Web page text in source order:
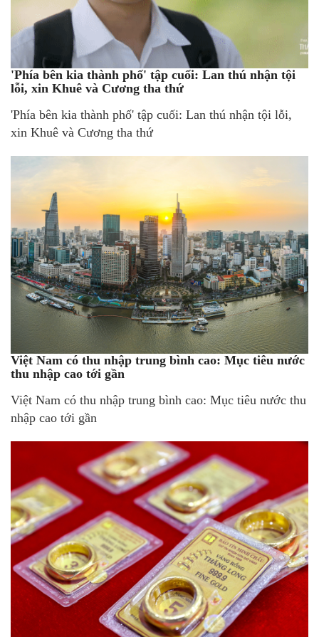
'Phía bên kia thành phố' tập cuối: Lan thú nhận tội
lỗi, xin Khuê và Cương tha thứ
'Phía bên kia thành phố' tập cuối: Lan thú nhận tội lỗi,
xin Khuê và Cương tha thứ
Việt Nam có thu nhập trung bình cao: Mục tiêu nước
thu nhập cao tới gần
Việt Nam có thu nhập trung bình cao: Mục tiêu nước thu
nhập cao tới gần